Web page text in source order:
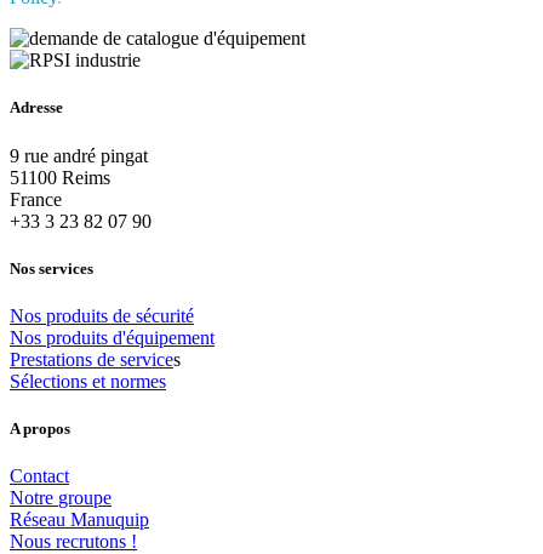
Adresse
9 rue andré pingat
51100 Reims
France
+33 3 23 82 07 90
Nos services
Nos produits de sécurité
Nos produits d'équipement
Prestations de services
Sélections et normes
A propos
Contact
Notre groupe
Réseau Manuquip
Nous recrutons !